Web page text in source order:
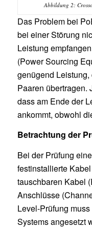
Abbildung 2:
Das Problem bei
bei einer Störung
Leistung
(Power Sourcing
genügend
Paaren übertragen.
dass am Ende der
ankommt, obwohl
Betrachtung der
Bei der Prüfung
festinstallierte
tauschbaren Kabel
Anschlüsse
Level-Prüfung
Systems angesetzt